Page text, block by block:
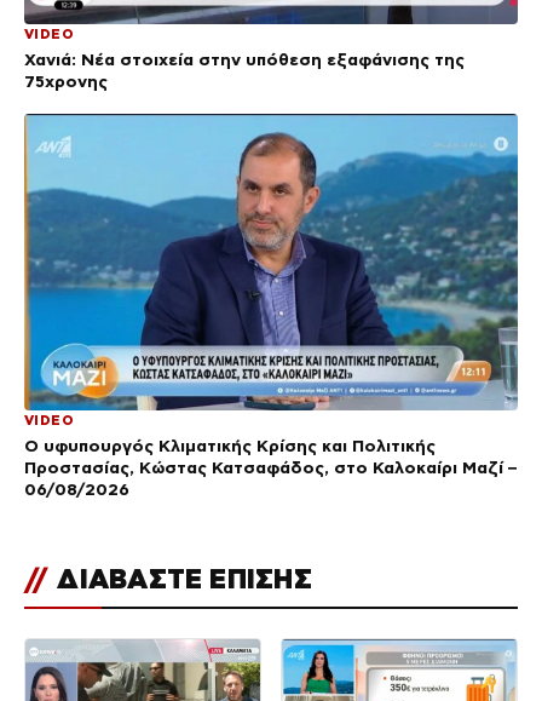
VIDEO
Χανιά: Νέα στοιχεία στην υπόθεση εξαφάνισης της
75χρονης
VIDEO
Ο υφυπουργός Κλιματικής Κρίσης και Πολιτικής
Προστασίας, Κώστας Κατσαφάδος, στο Καλοκαίρι Μαζί –
06/08/2026
// ΔΙΑΒΑΣΤΕ ΕΠΙΣΗΣ